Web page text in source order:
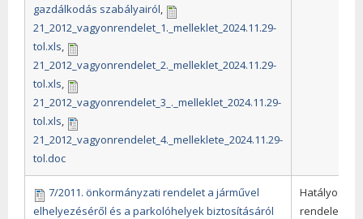
gazdálkodás szabályairól
21_2012_vagyonrendelet_1._melleklet_2024.11.29-
tol.xls
21_2012_vagyonrendelet_2._melleklet_2024.11.29-
tol.xls
21_2012_vagyonrendelet_3_._melleklet_2024.11.29-
tol.xls
21_2012_vagyonrendelet_4._melleklete_2024.11.29-
tol.doc
7/2011. önkormányzati rendelet a járművel
elhelyezéséről és a parkolóhelyek biztosításáról
Hatályos
rendeletek